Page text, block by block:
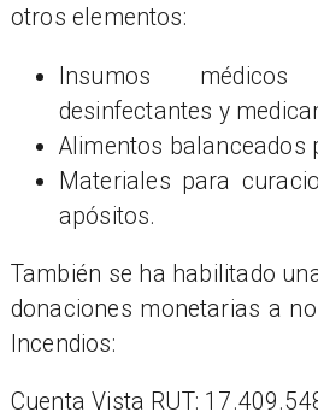
otros elementos:
Insumos
desinfectantes y
Alimentos balanceados
Materiales para
apósitos.
También se ha habilitado
donaciones monetarias a
Incendios:
​Cuenta Vista RUT: